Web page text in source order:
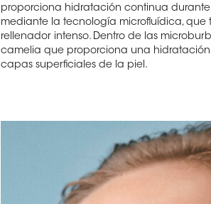
proporciona hidratación continua durante
mediante la tecnología microfluídica,
rellenador intenso. Dentro de las
camelia que proporciona una hidratación
capas superficiales de la piel.